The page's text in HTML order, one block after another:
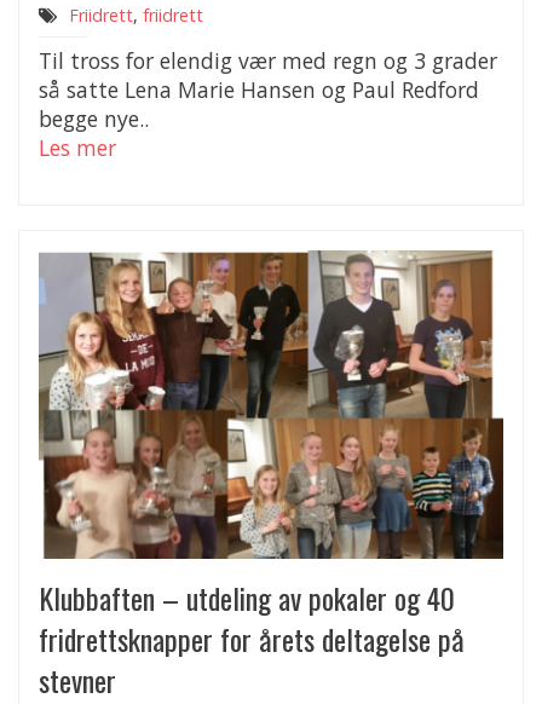
Friidrett, friidrett
Til tross for elendig vær med regn og 3 grader
så satte Lena Marie Hansen og Paul Redford
begge nye..
Les mer
Klubbaften – utdeling av pokaler og 40
fridrettsknapper for årets deltagelse på
stevner